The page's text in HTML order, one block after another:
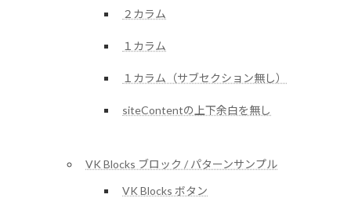
２カラム
１カラム
１カラム（サブセクション無し）
siteContentの上下余白を無し
VK Blocks ブロック / パターンサンプル
VK Blocks ボタン